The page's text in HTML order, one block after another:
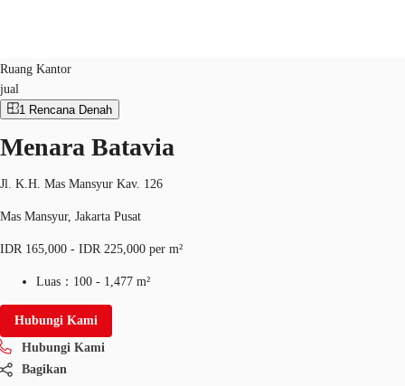
Ruang Kantor
Favorit
ID
Ruang Kantor
jual
1 Rencana Denah
Menara Batavia
Jl. K.H. Mas Mansyur Kav. 126
Mas Mansyur, Jakarta Pusat
IDR 165,000 - IDR 225,000 per m²
Luas： 100 - 1,477 m²
Hubungi Kami
Hubungi Kami
Bagikan